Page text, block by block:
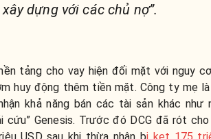
dựng với các chủ nợ”.
tảng cho vay hiện đối mặt với nguy
huy động thêm tiền mặt. Công ty mẹ
khả năng bán các tài sản khác
cứu” Genesis. Trước đó DCG đã rót
USD sau khi thừa nhận bị kẹt 175